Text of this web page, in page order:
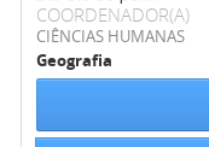
COORDENADOR(A)
CIÊNCIAS HUMANAS
Geografia